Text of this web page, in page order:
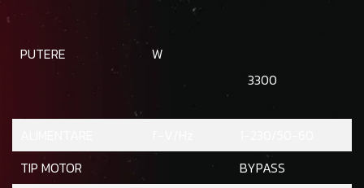
PUTERE
W
3300
TIP MOTOR
BYPASS